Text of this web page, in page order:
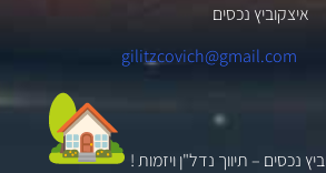
איצקוביץ נכסים
gilitzcovich@gmail.com
נכסים –תיווך נדל"ןויזמות !